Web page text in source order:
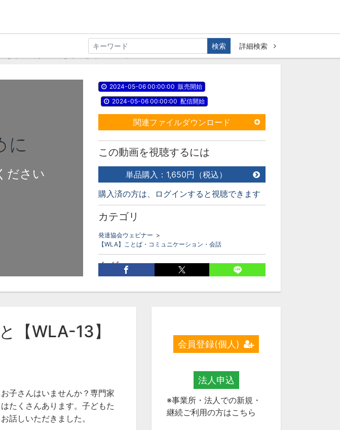
検索
詳細検索
になる子のためにできること【WLA-13】
ださい
2024-05-06 00:00:00 販売開始
2024-05-06 00:00:00 配信開始
関連ファイルダウンロード
この動画を視聴するには
単品購入：1,650円（税込）
購入済の方は、ログインすると視聴できます
カテゴリ
発達協会ウェビナー >
【WLA】ことば・コミュニケーション・会話
タグ
【WLA-13】
子さんはいませんか？専門家
たくさんあります。子どもた
話しいただきました。
会員登録(個人)
法人申込
※事業所・法人での新規・
継続ご利用の方はこちら